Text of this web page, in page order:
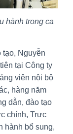
hành trong ca
tạo, Nguyễn
tại Công ty
viên nội bộ
hàng năm
dẫn, đào tạo
chính, Trực
hành bổ sung,